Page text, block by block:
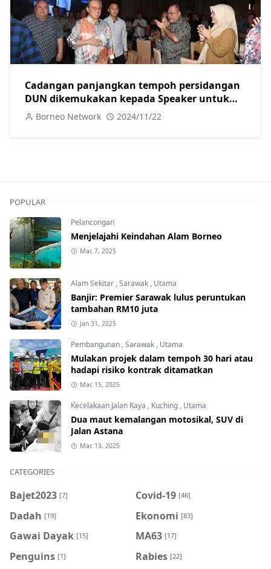
Cadangan panjangkan tempoh persidangan
DUN dikemukakan kepada Speaker untuk
diteliti-Abang Johari
Borneo Network 2024/11/22
POPULAR
Pelancongan
Menjelajahi Keindahan Alam Borneo
Mac 7, 2025
Alam Sekitar ,Sarawak , Utama
Banjir: Premier Sarawak lulus peruntukan
tambahan RM10 juta
Jan 31, 2025
Pembangunan ,Sarawak , Utama
Mulakan projek dalam tempoh 30 hari atau
hadapi risiko kontrak ditamatkan
Mac 15, 2025
Kecelakaan Jalan Raya , Kuching , Utama
Dua maut kemalangan motosikal, SUV di
Jalan Astana
Mac 13, 2025
CATEGORIES
Bajet2023 [7] Covid-19 [46]
Dadah [19] Ekonomi [83]
Gawai Dayak [15] MA63 [17]
Penguins [1] Rabies [22]